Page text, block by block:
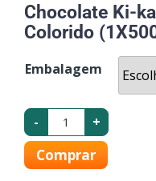
Chocolate Ki-
Colorido
Embalagem
- +
Comprar